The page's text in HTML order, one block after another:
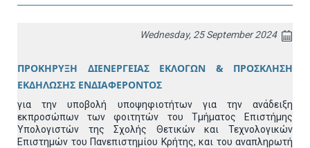
Wednesday, 25 September 2024
ΠΡΟΚΗΡΥΞΗ ΔΙΕΝΕΡΓΕΙΑΣ ΕΚΛΟΓΩΝ & ΠΡΟΣΚΛΗΣΗ
ΕΚΔΗΛΩΣΗΣ ΕΝΔΙΑΦΕΡΟΝΤΟΣ
για την υποβολή υποψηφιοτήτων για την ανάδειξη
εκπροσώπων των φοιτητών του Τμήματος Επιστήμης
Υπολογιστών της Σχολής Θετικών και Τεχνολογικών
Επιστημών του Πανεπιστημίου Κρήτης, και του αναπληρωτή